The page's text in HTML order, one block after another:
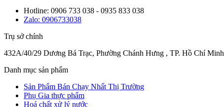
Hotline: 0906 733 038 - 0935 833 038
Zalo: 0906733038
Trụ sở chính
432A/40/29 Dương Bá Trạc, Phường Chánh Hưng , TP. Hồ Chí Minh
Danh mục sản phẩm
Sản Phẩm Bán Chạy Nhất Thị Trường
Phụ Gia thực phẩm
Hoá chất xử lý nước